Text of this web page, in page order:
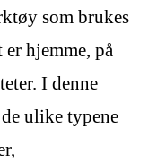
som brukes
hjemme, på
I denne
ulike typene